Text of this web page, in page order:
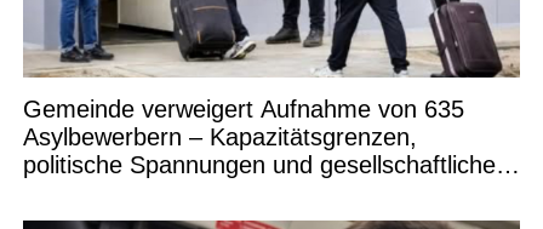
Gemeinde verweigert Aufnahme von 635
Asylbewerbern – Kapazitätsgrenzen,
politische Spannungen und gesellschaftliche